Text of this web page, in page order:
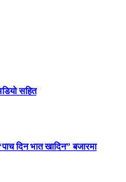
सहित
दिन भात खादिन” बजारमा